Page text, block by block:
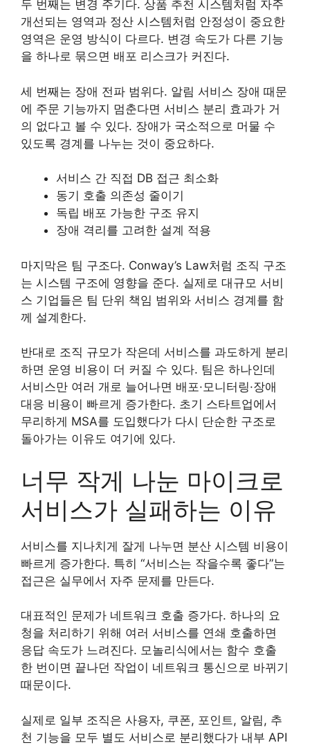
두 번째는 변경 주기다. 상품 추천 시스템처럼 자주
개선되는 영역과 정산 시스템처럼 안정성이 중요한
영역은 운영 방식이 다르다. 변경 속도가 다른 기능
을 하나로 묶으면 배포 리스크가 커진다.
세 번째는 장애 전파 범위다. 알림 서비스 장애 때문
에 주문 기능까지 멈춘다면 서비스 분리 효과가 거
의 없다고 볼 수 있다. 장애가 국소적으로 머물 수
있도록 경계를 나누는 것이 중요하다.
서비스 간 직접 DB 접근 최소화
동기 호출 의존성 줄이기
독립 배포 가능한 구조 유지
장애 격리를 고려한 설계 적용
마지막은 팀 구조다. Conway’s Law처럼 조직 구조
는 시스템 구조에 영향을 준다. 실제로 대규모 서비
스 기업들은 팀 단위 책임 범위와 서비스 경계를 함
께 설계한다.
반대로 조직 규모가 작은데 서비스를 과도하게 분리
하면 운영 비용이 더 커질 수 있다. 팀은 하나인데
서비스만 여러 개로 늘어나면 배포·모니터링·장애
대응 비용이 빠르게 증가한다. 초기 스타트업에서
무리하게 MSA를 도입했다가 다시 단순한 구조로
돌아가는 이유도 여기에 있다.
너무 작게 나눈 마이크로
서비스가 실패하는 이유
서비스를 지나치게 잘게 나누면 분산 시스템 비용이
빠르게 증가한다. 특히 “서비스는 작을수록 좋다”는
접근은 실무에서 자주 문제를 만든다.
대표적인 문제가 네트워크 호출 증가다. 하나의 요
청을 처리하기 위해 여러 서비스를 연쇄 호출하면
응답 속도가 느려진다. 모놀리식에서는 함수 호출
한 번이면 끝나던 작업이 네트워크 통신으로 바뀌기
때문이다.
실제로 일부 조직은 사용자, 쿠폰, 포인트, 알림, 추
천 기능을 모두 별도 서비스로 분리했다가 내부 API